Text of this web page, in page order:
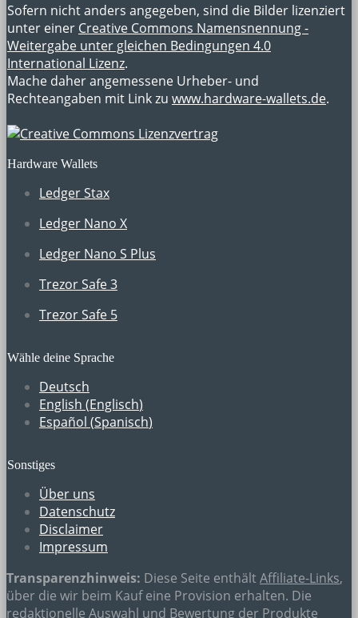
Sofern nicht anders angegeben, sind die Bilder lizenziert
unter einer Creative Commons Namensnennung -
Weitergabe unter gleichen Bedingungen 4.0
International Lizenz.
Mache daher angemessene Urheber- und
Rechteangaben mit Link zu www.hardware-wallets.de.
Hardware Wallets
Ledger Stax
Ledger Nano X
Ledger Nano S Plus
Trezor Safe 3
Trezor Safe 5
Wähle deine Sprache
Deutsch
English (Englisch)
Español (Spanisch)
Sonstiges
Über uns
Datenschutz
Disclaimer
Impressum
Transparenzhinweis: Diese Seite enthältAffiliate-Links,
über die wir beim Kauf eine Provision erhalten. Die
redaktionelle Auswahl und Bewertung der Produkte